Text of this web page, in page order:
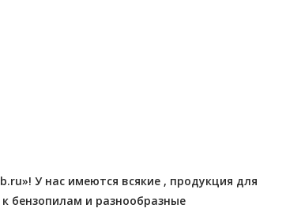
У нас имеются всякие , продукция для
бензопилам и разнообразные